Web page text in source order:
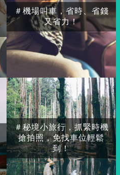
＃秘境小旅行，抓緊時機
搶拍照，免找車位輕鬆
到！
＃機場叫車，省時、省錢
又省力！